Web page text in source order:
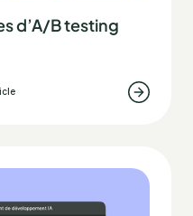
d’A/B testing